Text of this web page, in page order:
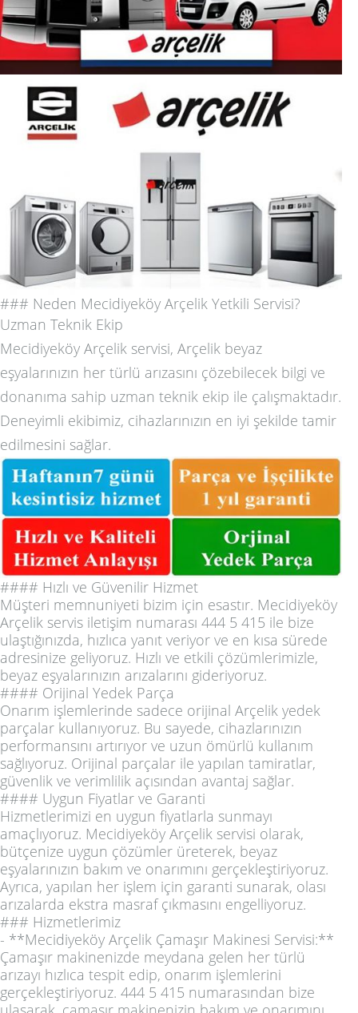
### Neden Mecidiyeköy Arçelik Yetkili Servisi?
Uzman Teknik Ekip
Mecidiyeköy Arçelik servisi, Arçelik beyaz
eşyalarınızın her türlü arızasını çözebilecek bilgi ve
donanıma sahip uzman teknik ekip ile çalışmaktadır.
Deneyimli ekibimiz, cihazlarınızın en iyi şekilde tamir
edilmesini sağlar.
#### Hızlı ve Güvenilir Hizmet
Müşteri memnuniyeti bizim için esastır. Mecidiyeköy
Arçelik servis iletişim numarası 444 5 415 ile bize
ulaştığınızda, hızlıca yanıt veriyor ve en kısa sürede
adresinize geliyoruz. Hızlı ve etkili çözümlerimizle,
beyaz eşyalarınızın arızalarını gideriyoruz.
#### Orijinal Yedek Parça
Onarım işlemlerinde sadece orijinal Arçelik yedek
parçalar kullanıyoruz. Bu sayede, cihazlarınızın
performansını artırıyor ve uzun ömürlü kullanım
sağlıyoruz. Orijinal parçalar ile yapılan tamiratlar,
güvenlik ve verimlilik açısından avantaj sağlar.
#### Uygun Fiyatlar ve Garanti
Hizmetlerimizi en uygun fiyatlarla sunmayı
amaçlıyoruz. Mecidiyeköy Arçelik servisi olarak,
bütçenize uygun çözümler üreterek, beyaz
eşyalarınızın bakım ve onarımını gerçekleştiriyoruz.
Ayrıca, yapılan her işlem için garanti sunarak, olası
arızalarda ekstra masraf çıkmasını engelliyoruz.
### Hizmetlerimiz
- **Mecidiyeköy Arçelik Çamaşır Makinesi Servisi:**
Çamaşır makinenizde meydana gelen her türlü
arızayı hızlıca tespit edip, onarım işlemlerini
gerçekleştiriyoruz. 444 5 415 numarasından bize